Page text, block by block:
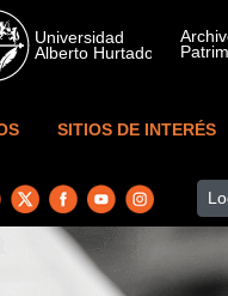
SITIOS DE INTERÉS